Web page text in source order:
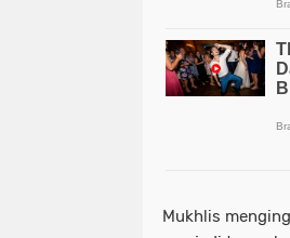
Mukhlis